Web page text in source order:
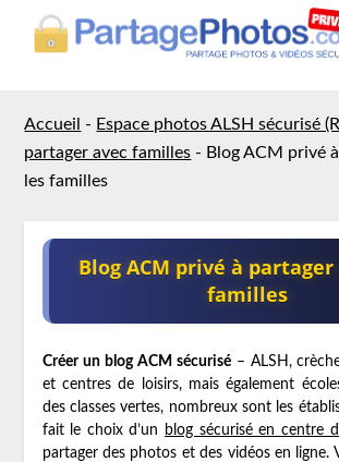
Accueil - Espace photos ALSH sécurisé
partager avec familles - Blog ACM privé
les familles
Blog ACM privé à partager
familles
Créer un blog ACM sécurisé– ALSH,
et centres de loisirs, mais également
des classes vertes, nombreux sont les
fait le choix d’un
blog sécurisé en centre
partager des photos et des vidéos en ligne.